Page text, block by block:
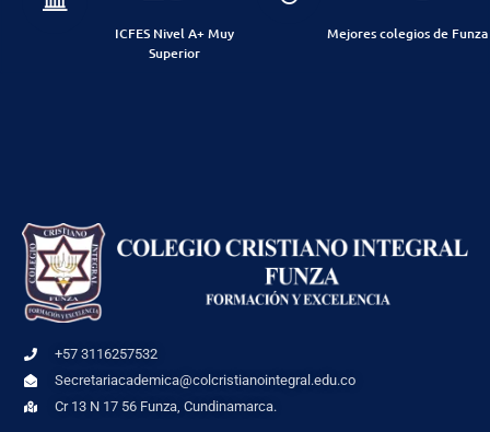
ICFES Nivel A+ Muy
Superior
Mejores colegios de Funza
+57 3116257532
Secretariacademica@colcristianointegral.edu.co
Cr 13 N 17 56 Funza, Cundinamarca.